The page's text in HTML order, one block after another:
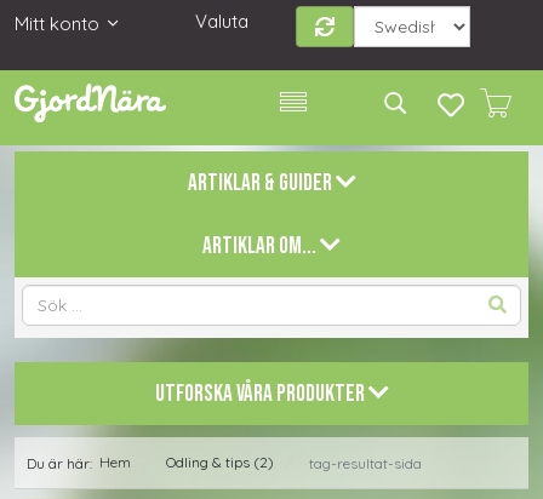
Mitt konto Valuta
ARTIKLAR & GUIDER
ARTIKLAR OM...
UTFORSKA VÅRA PRODUKTER
Du är här: Hem Odling & tips (2) tag-resultat-sida